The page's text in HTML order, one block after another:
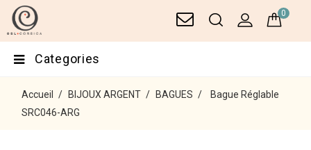
0
Categories
Accueil BIJOUX ARGENT BAGUES
Bague Réglable
SRC046-ARG